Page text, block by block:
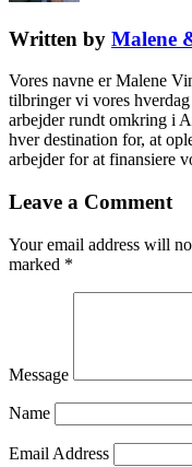
Written by Malene
Vores navne er Malene
tilbringer vi vores
arbejder rundt omkring i
hver destination for, at
arbejder for at finansiere
Leave a Comment
Your email address will
marked *
Message
Name
Email Address